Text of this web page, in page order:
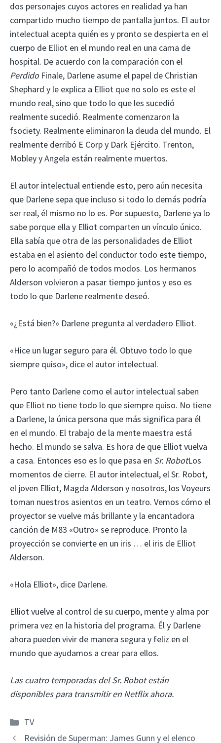
dos personajes cuyos actores en realidad ya han
compartido mucho tiempo de pantalla juntos. El autor
intelectual acepta quién es y pronto se despierta en el
cuerpo de Elliot en el mundo real en una cama de
hospital. De acuerdo con la comparación con el
PerdidoFinale, Darlene asume el papel de Christian
Shephard y le explica a Elliot que no solo es este el
mundo real, sino que todo lo que les sucedió
realmente sucedió. Realmente comenzaron la
fsociety. Realmente eliminaron la deuda del mundo. El
realmente derribó E Corp y Dark Ejército. Trenton,
Mobley y Angela están realmente muertos.
El autor intelectual entiende esto, pero aún necesita
que Darlene sepa que incluso si todo lo demás podría
ser real, él mismo no lo es. Por supuesto, Darlene ya lo
sabe porque ella y Elliot comparten un vínculo único.
Ella sabía que otra de las personalidades de Elliot
estaba en el asiento del conductor todo este tiempo,
pero lo acompañó de todos modos. Los hermanos
Alderson volvieron a pasar tiempo juntos y eso es
todo lo que Darlene realmente deseó.
«¿Está bien?» Darlene pregunta al verdadero Elliot.
«Hice un lugar seguro para él. Obtuvo todo lo que
siempre quiso», dice el autor intelectual.
Pero tanto Darlene como el autor intelectual saben
que Elliot no tiene todo lo que siempre quiso. No tiene
a Darlene, la única persona que más significa para él
en el mundo. El trabajo de la mente maestra está
hecho. El mundo se salva. Es hora de que Elliot vuelva
a casa. Entonces eso es lo que pasa en Sr. RobotLos
momentos de cierre. El autor intelectual, el Sr. Robot,
el joven Elliot, Magda Alderson y nosotros, los Voyeurs
toman nuestros asientos en un teatro. Vemos cómo el
proyector se vuelve más brillante y la encantadora
canción de M83 «Outro» se reproduce. Pronto la
proyección se convierte en un iris … el iris de Elliot
Alderson.
«Hola Elliot», dice Darlene.
Elliot vuelve al control de su cuerpo, mente y alma por
primera vez en la historia del programa. Él y Darlene
ahora pueden vivir de manera segura y feliz en el
mundo que ayudamos a crear para ellos.
Las cuatro temporadas del Sr. Robot están
disponibles para transmitir en Netflix ahora.
Categorías
TV
Revisión de Superman: James Gunn y el elenco